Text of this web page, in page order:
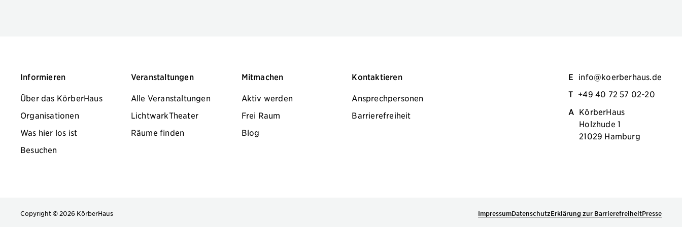
Informieren
Über das KörberHaus
Organisationen
Was hier los ist
Besuchen
Veranstaltungen
Alle Veranstaltungen
LichtwarkTheater
Räume finden
Mitmachen
Aktiv werden
Frei Raum
Blog
Kontaktieren
Ansprechpersonen
Barrierefreiheit
E info@koerberhaus.de
T +49 40 72 57 02-20
A KörberHaus
Holzhude 1
21029 Hamburg
ImpressumDatenschutzErklärung zur BarrierefreiheitPresse
Copyright © 2026 KörberHaus